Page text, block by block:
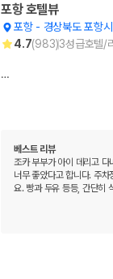
포항 호텔뷰
포항- 경상북도 포항
4.7(983)3성급호텔/
…
베스트 리뷰
조카 부부가 아이 데리고 다
너무 좋았다고 합니다. 주차
요. 빵과 두유 등등, 간단히